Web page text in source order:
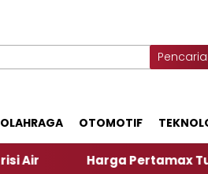
OLAHRAGA OTOMOTIF
Harga Pertamax Turun Per